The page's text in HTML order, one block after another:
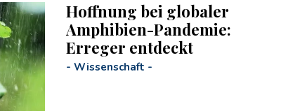
Hoffnung bei globaler
Amphibien-Pandemie:
Erreger entdeckt
- Wissenschaft -